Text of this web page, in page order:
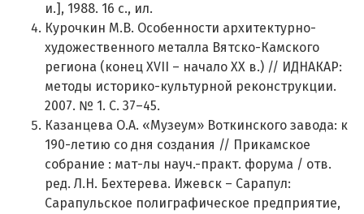
и.], 1988. 16 с., ил.
Курочкин М.В. Особенности архитектурно-
художественного металла Вятско-Камского
региона (конец XVII – начало XX в.) // ИДНАКАР:
методы историко-культурной реконструкции.
2007. № 1. С. 37–45.
Казанцева О.А. «Музеум» Воткинского завода: к
190-летию со дня создания // Прикамское
собрание : мат-лы науч.-практ. форума / отв.
ред. Л.Н. Бехтерева. Ижевск – Сарапул:
Сарапульское полиграфическое предприятие,